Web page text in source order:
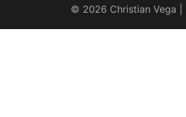
© 2026 Christian Vega |